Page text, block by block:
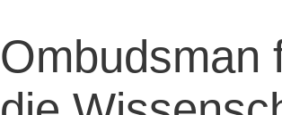
Ombudsman
ENRIO